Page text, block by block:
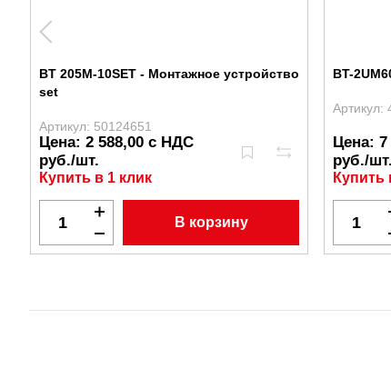
BT 205M-10SET - Монтажное устройство
set
Артикул: 50124651
Цена: 2 588,00 с НДС
руб./шт.
Купить в 1 клик
В корзину
BT-
Артикул:
Цена:
руб./шт.
Купить